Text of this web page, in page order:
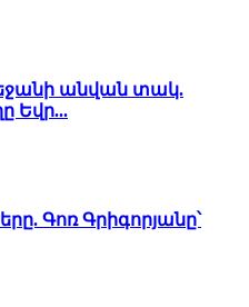
անվան տակ.
Եվր...
Գոռ Գրիգորյանը՝